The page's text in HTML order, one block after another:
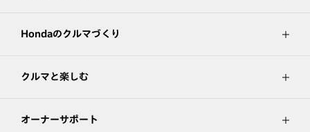
Hondaのクルマづくり
クルマと楽しむ
オーナーサポート